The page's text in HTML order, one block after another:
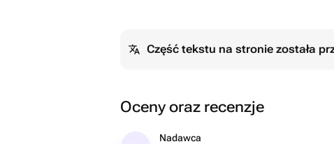
Część tekstu na stronie została
Oceny oraz recenzje
Nadawca